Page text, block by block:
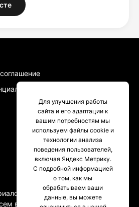
сайта intrends.ru
вопросам, связанных с
Для улучшения работы
сайта и его адаптации к
вашим потребностям мы
используем файлы cookie и
технологии анализа
поведения пользователей,
включая Яндекс Метрику.
С подробной информацией
о том, как мы
обрабатываем ваши
данные, вы можете